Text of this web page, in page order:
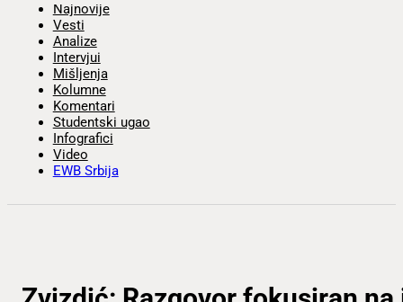
Najnovije
Vesti
Analize
Intervjui
Mišljenja
Kolumne
Komentari
Studentski ugao
Infografici
Video
EWB Srbija